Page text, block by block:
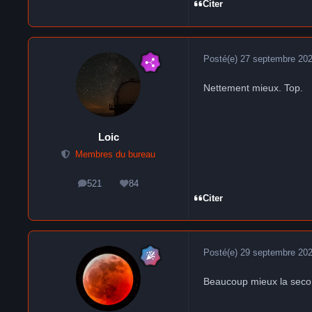
Citer
Loic
Membres du bureau
521
messages84
Réputation
Posté(e) 27 septembre
Nettement mieux. Top.
Citer
Posté(e) 29 septembre
Beaucoup mieux la